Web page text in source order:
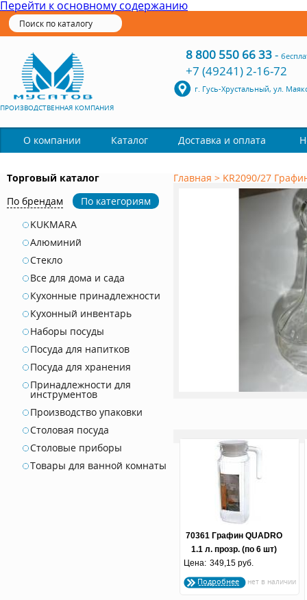
Перейти к основному содержанию
ПРОИЗВОДСТВЕННАЯ КОМПАНИЯ
8 800 550 66 33-
+7 (49241) 2-16-72
г. Гусь-Хрустальный, ул.
О компании Каталог Доставка и оплата
Торговый каталог
По брендам
По категориям
KUKMARA
Алюминий
Стекло
Все для дома и сада
Кухонные принадлежности
Кухонный инвентарь
Наборы посуды
Посуда для напитков
Посуда для хранения
Принадлежности для
инструментов
Производство упаковки
Столовая посуда
Столовые приборы
Товары для ванной комнаты
Главная > KR2090/27
70361 Графин QUADRO
1.1 л. прозр. (по 6 шт)
Цена: 349,15 руб.
Подробнее